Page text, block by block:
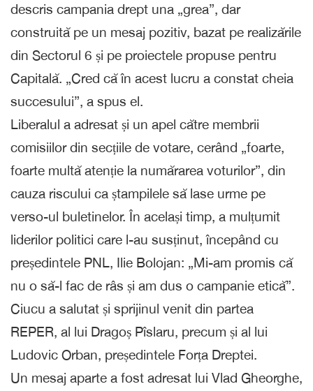
descris campania drept una „grea”, dar
construită pe un mesaj pozitiv, bazat pe realizările
din Sectorul 6 și pe proiectele propuse pentru
Capitală. „Cred că în acest lucru a constat cheia
succesului”, a spus el.
Liberalul a adresat și un apel către membrii
comisiilor din secțiile de votare, cerând „foarte,
foarte multă atenție la numărarea voturilor”, din
cauza riscului ca ștampilele să lase urme pe
verso-ul buletinelor. În același timp, a mulțumit
liderilor politici care l-au susținut, începând cu
președintele PNL, Ilie Bolojan: „Mi-am promis că
nu o să-l fac de râs și am dus o campanie etică”.
Ciucu a salutat și sprijinul venit din partea
REPER, al lui Dragoș Pîslaru, precum și al lui
Ludovic Orban, președintele Forța Dreptei.
Un mesaj aparte a fost adresat lui Vlad Gheorghe,